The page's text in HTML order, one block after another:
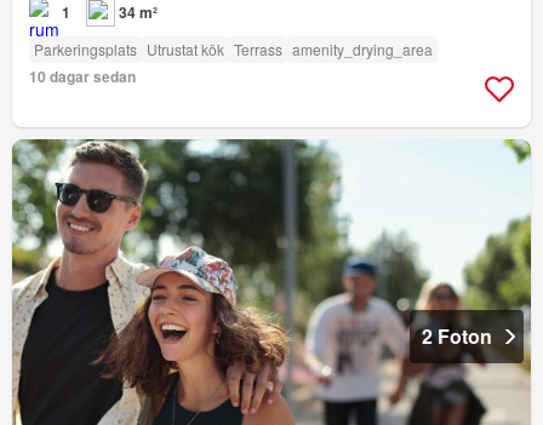
1 34 m²
Parkeringsplats Utrustat kök Terrass amenity_drying_area
10 dagar sedan
2 Foton